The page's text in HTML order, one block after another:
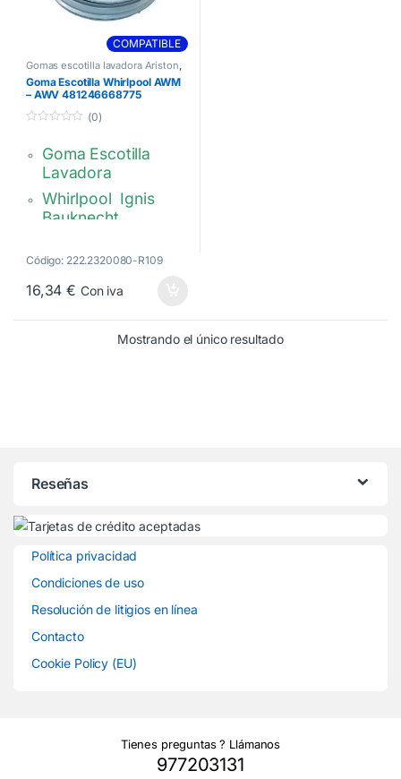
COMPATIBLE
Gomas escotilla lavadora Ariston,
Gomas escotilla lavadora Indesit ,
Gomas escotilla lavadora
Whirlpool
Goma Escotilla Whirlpool AWM
– AWV 481246668775
e
(0)
Goma Escotilla
Lavadora
Whirlpool Ignis
Bauknecht
mm
Ø lado mueble: 320
Altura de la goma:
Código: 222.2320080-R109
16,34€ Con iva
Mostrando el único resultado
Reseñas
Política privacidad
Condiciones de uso
Resolución de litigios en línea
Contacto
Cookie Policy (EU)
Tienes preguntas ? Llámanos
977203131